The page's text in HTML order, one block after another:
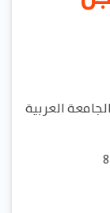
العربية